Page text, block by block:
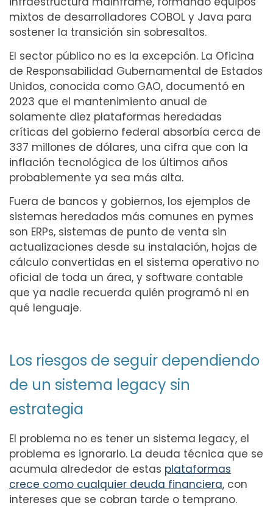
mixtos de desarrolladores COBOL y Java para
sostener la transición sin sobresaltos.
El sector público no es la excepción. La Oficina
de Responsabilidad Gubernamental de Estados
Unidos, conocida como GAO, documentó en
2023 que el mantenimiento anual de
solamente diez plataformas heredadas
críticas del gobierno federal absorbía cerca de
337 millones de dólares, una cifra que con la
inflación tecnológica de los últimos años
probablemente ya sea más alta.
Fuera de bancos y gobiernos, los ejemplos de
sistemas heredados más comunes en pymes
son ERPs, sistemas de punto de venta sin
actualizaciones desde su instalación, hojas de
cálculo convertidas en el sistema operativo no
oficial de toda un área, y software contable
que ya nadie recuerda quién programó ni en
qué lenguaje.
Los riesgos de seguir dependiendo
de un sistema legacy sin
estrategia
El problema no es tener un sistema legacy, el
problema es ignorarlo. La deuda técnica que se
acumula alrededor de estas plataformas
crece como cualquier deuda financiera, con
intereses que se cobran tarde o temprano.